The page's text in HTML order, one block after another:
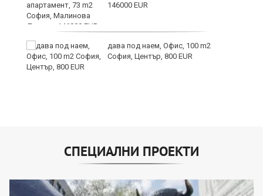
146000 EUR
дава под наем, Офис, 100 m2
София, Център, 800 EUR
СПЕЦИАЛНИ ПРОЕКТИ